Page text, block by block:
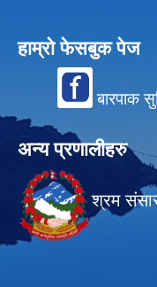
हाम्रो फेसबुक पेज
बारपाक
अन्य प्रणालीहरु
श्रम